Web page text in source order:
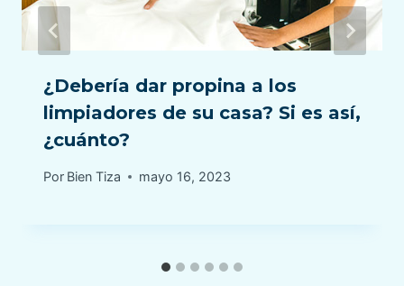
¿Debería dar propina a los
limpiadores de su casa? Si es así,
¿cuánto?
Por Bien Tiza mayo 16, 2023